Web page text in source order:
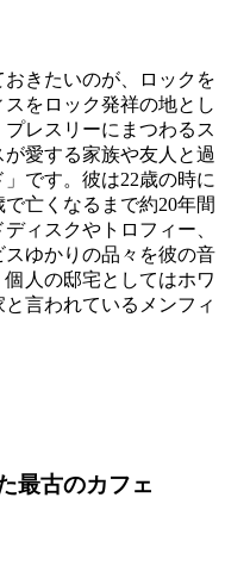
きたいのが、ロックを
をロック発祥の地とし
レスリーにまつわるス
愛する家族や友人と過
です。彼は22歳の時に
亡くなるまで約20年間
ィスクやトロフィー、
ゆかりの品々を彼の音
人の邸宅としてはホワ
言われているメンフィ
最古のカフェ